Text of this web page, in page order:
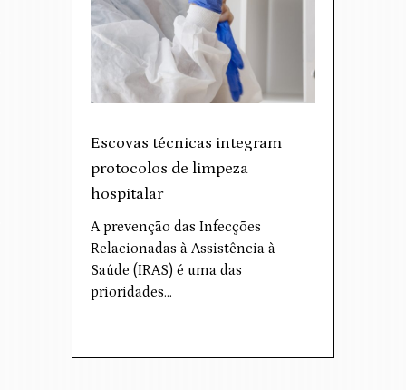
Escovas técnicas integram
protocolos de limpeza
hospitalar
A prevenção das Infecções
Relacionadas à Assistência à
Saúde (IRAS) é uma das
prioridades…